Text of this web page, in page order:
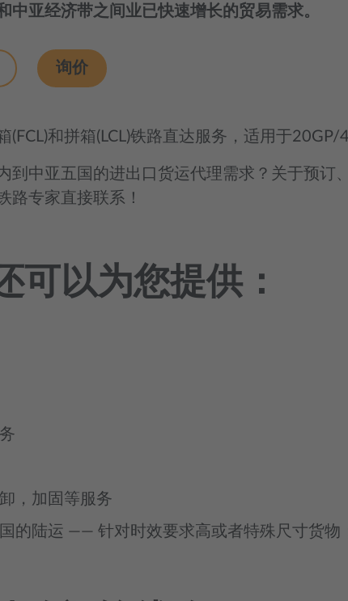
中亚经济带之间业已快速增长的贸易需求。
询价
(FCL)和拼箱(LCL)铁路直达服务，适用于
到中亚五国的进出口货运代理需求？关于预订
路专家直接联系！
可以为您提供：
，加固等服务
的陆运 —— 针对时效要求高或者特殊尺寸货物